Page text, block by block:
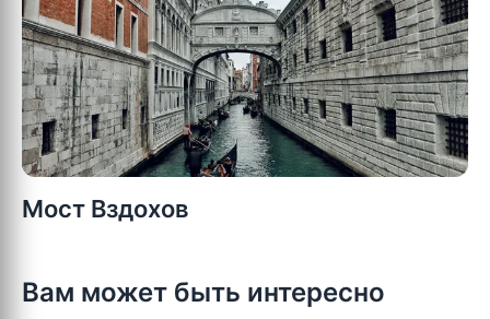
Мост Вздохов
Вам может быть интересно